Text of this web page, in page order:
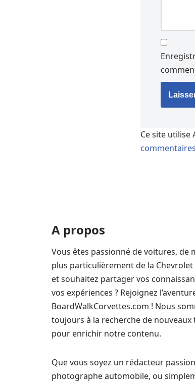
Ce site utilise
A propos
Vous êtes passionné de voitures, de
plus particulièrement de la
et souhaitez partager vos
vos expériences ? Rejoignez
BoardWalkCorvettes.com ! Nous
toujours à la recherche de nouveaux
pour enrichir notre contenu.
Que vous soyez un rédacteur
photographe automobile, ou